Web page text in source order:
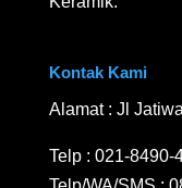
Kontak Kami
Alamat : Jl
Telp : 021-8490-